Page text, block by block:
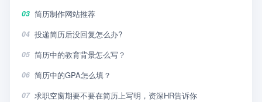
03 简历制作网站推荐
04 投递简历后没回复怎么办?
05 简历中的教育背景怎么写？
06 简历中的GPA怎么填？
07 求职空窗期要不要在简历上写明，资深HR告诉你